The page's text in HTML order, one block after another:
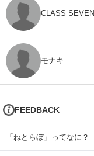
CLASS SEVEN
モナキ
FEEDBACK
「ねとらぼ」ってなに？